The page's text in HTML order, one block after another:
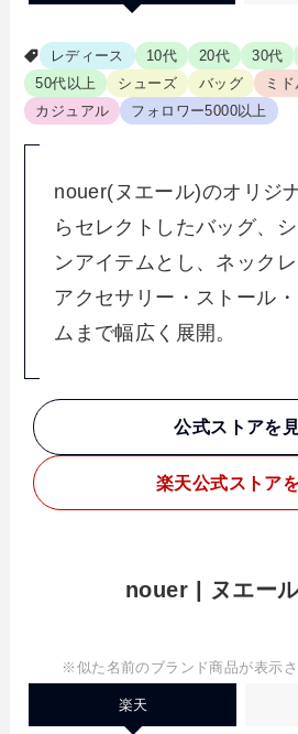
レディース 10代 20代 30代
50代以上
シューズ バッグ
ミ
カジュアル
フォロワー5000以上
nouer(ヌエール)のオリジ
らセレクトしたバッグ、
ンアイテムとし、ネック
アクセサリー・ストール
ムまで幅広く展開。
公式ストアを
楽天公式ストア
nouer | ヌエー
※似た名前のブランド商品が表示
楽天